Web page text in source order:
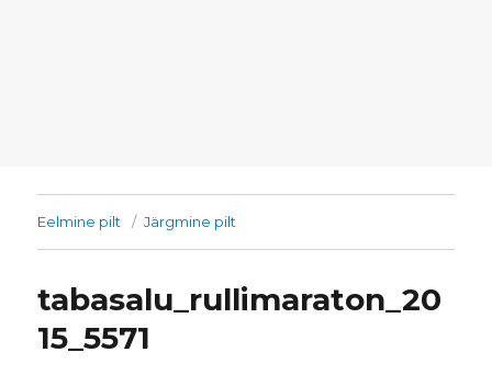
Eelmine pilt Järgmine pilt
tabasalu_rullimaraton_20
15_5571